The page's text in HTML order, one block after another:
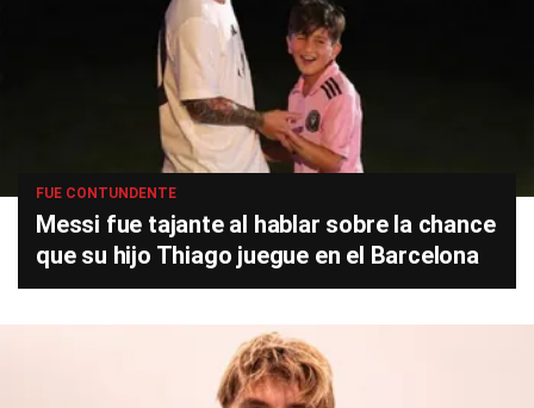
FUE CONTUNDENTE
Messi fue tajante al hablar sobre la chance
que su hijo Thiago juegue en el Barcelona